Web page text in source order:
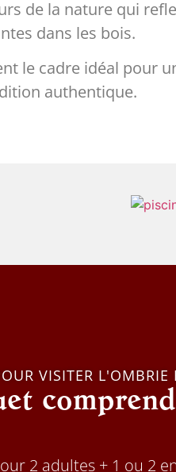
de la nature qui
dans les bois.
le cadre idéal pour
authentique.
VISITER L'OMBRIE
2 adultes + 1 ou 2